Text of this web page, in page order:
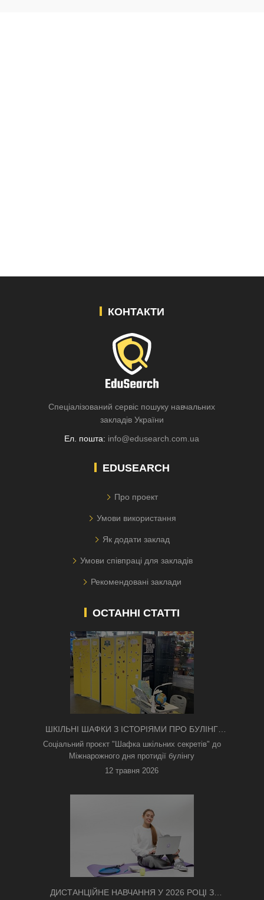
КОНТАКТИ
Спеціалізований сервіс пошуку навчальних
закладів України
Ел. пошта: info@edusearch.com.ua
EDUSEARCH
Про проект
Умови використання
Як додати заклад
Умови співпраці для закладів
Рекомендовані заклади
ОСТАННІ СТАТТІ
ШКІЛЬНІ ШАФКИ З ІСТОРІЯМИ ПРО БУЛІНГ
З'ЯВИЛИСЯ В КИЄВІ
Соціальний проєкт "Шафка шкільних секретів" до
Міжнарожного дня протидії булінгу
12 травня 2026
ДИСТАНЦІЙНЕ НАВЧАННЯ У 2026 РОЦІ З